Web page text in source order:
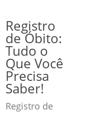
Registro
de Óbito:
Tudo o
Que Você
Precisa
Saber!
Registro de